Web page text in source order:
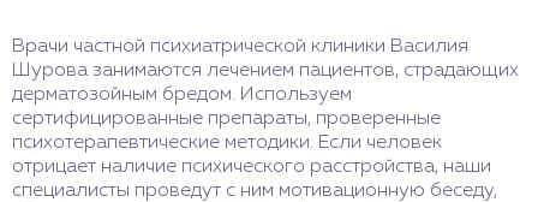
Врачи частной психиатрической клиники Василия
Шурова занимаются лечением пациентов, страдающих
дерматозойным бредом. Используем
сертифицированные препараты, проверенные
психотерапевтические методики. Если человек
отрицает наличие психического расстройства, наши
специалисты проведут с ним мотивационную беседу,